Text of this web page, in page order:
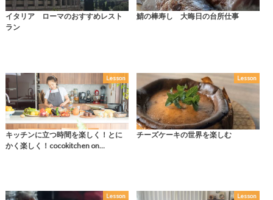
イタリア ローマのおすすめレスト
ラン
鯖の棒寿し 大晦日の台所仕事
Lesson
キッチンに立つ時間を楽しく！とに
かく楽しく！cocokitchen on…
Lesson
チーズケーキの世界を楽しむ
Lesson Lesson